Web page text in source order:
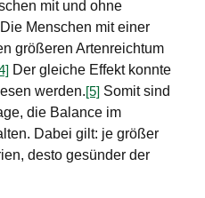
mit und ohne
Menschen mit einer
größeren Artenreichtum
Der gleiche Effekt konnte
werden.[5] Somit sind
die Balance im
Dabei gilt: je größer
desto gesünder der